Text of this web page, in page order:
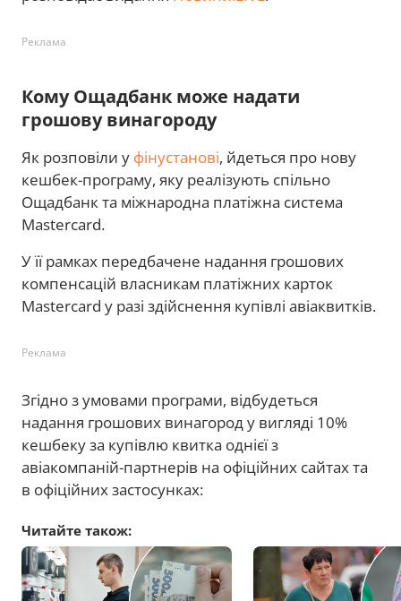
Реклама
Кому Ощадбанк може надати
грошову винагороду
Як розповіли у фінустанові, йдеться про нову
кешбек-програму, яку реалізують спільно
Ощадбанк та міжнародна платіжна система
Mastercard.
У її рамках передбачене надання грошових
компенсацій власникам платіжних карток
Mastercard у разі здійснення купівлі авіаквитків.
Реклама
Згідно з умовами програми, відбудеться
надання грошових винагород у вигляді 10%
кешбеку за купівлю квитка однієї з
авіакомпаній-партнерів на офіційних сайтах та
в офіційних застосунках:
Читайте також: